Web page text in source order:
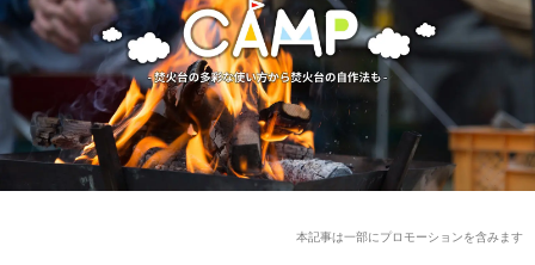
本記事は一部にプロモーションを含みます